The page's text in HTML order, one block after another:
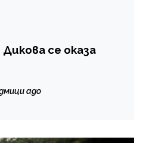
се оказа
ago